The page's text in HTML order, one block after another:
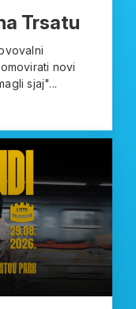
Trsatu
novi
sjaj"...